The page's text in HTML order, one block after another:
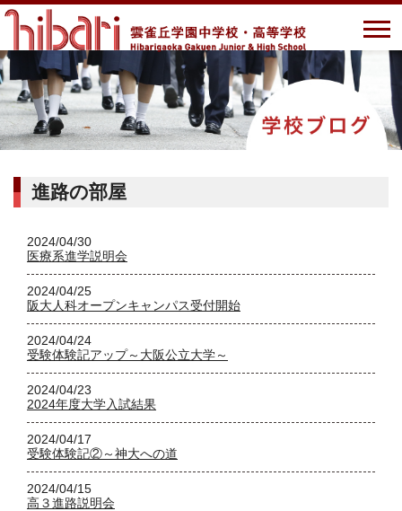
進路の部屋
2024/04/30
医療系進学説明会
2024/04/25
阪大人科オープンキャンパス受付開始
2024/04/24
受験体験記アップ～大阪公立大学～
2024/04/23
2024年度大学入試結果
2024/04/17
受験体験記②～神大への道
2024/04/15
高３進路説明会